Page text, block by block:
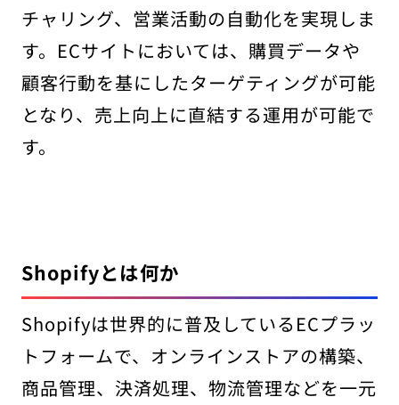
チャリング、営業活動の自動化を実現しま
す。ECサイトにおいては、購買データや
顧客行動を基にしたターゲティングが可能
となり、売上向上に直結する運用が可能で
す。
Shopifyとは何か
Shopifyは世界的に普及しているECプラッ
トフォームで、オンラインストアの構築、
商品管理、決済処理、物流管理などを一元